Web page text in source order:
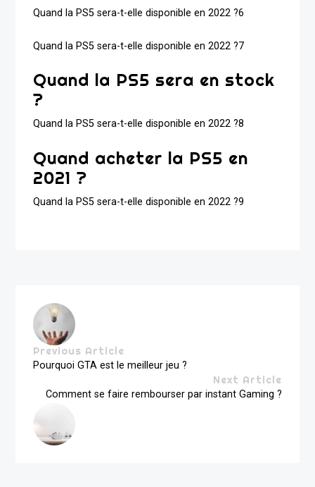
Quand la PS5 sera-t-elle disponible en 2022 ?6
Quand la PS5 sera-t-elle disponible en 2022 ?7
Quand la PS5 sera en stock
?
Quand la PS5 sera-t-elle disponible en 2022 ?8
Quand acheter la PS5 en
2021 ?
Quand la PS5 sera-t-elle disponible en 2022 ?9
Previous Article
Pourquoi GTA est le meilleur jeu ?
Next Article
Comment se faire rembourser par instant Gaming ?